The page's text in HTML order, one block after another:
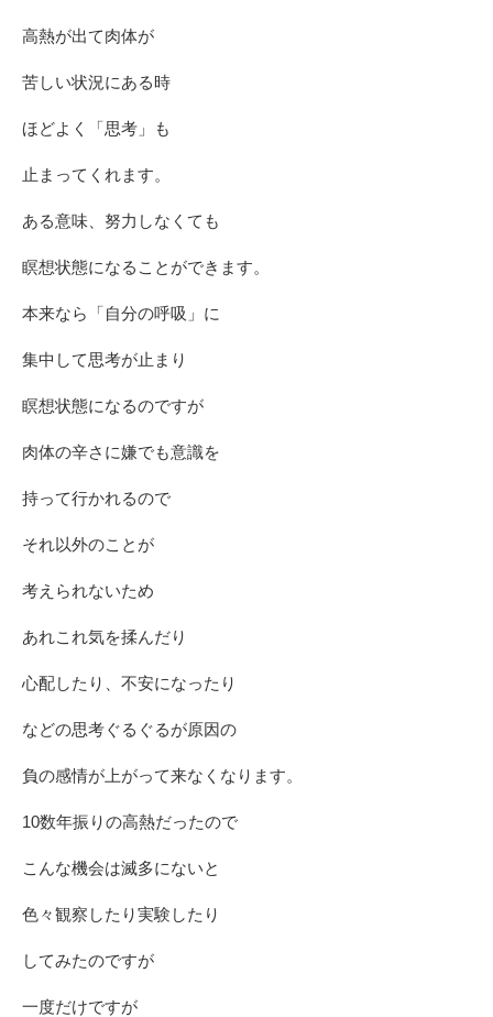
高熱が出て肉体が
苦しい状況にある時
ほどよく「思考」も
止まってくれます。
ある意味、努力しなくても
瞑想状態になることができます。
本来なら「自分の呼吸」に
集中して思考が止まり
瞑想状態になるのですが
肉体の辛さに嫌でも意識を
持って行かれるので
それ以外のことが
考えられないため
あれこれ気を揉んだり
心配したり、不安になったり
などの思考ぐるぐるが原因の
負の感情が上がって来なくなります。
10数年振りの高熱だったので
こんな機会は滅多にないと
色々観察したり実験したり
してみたのですが
一度だけですが